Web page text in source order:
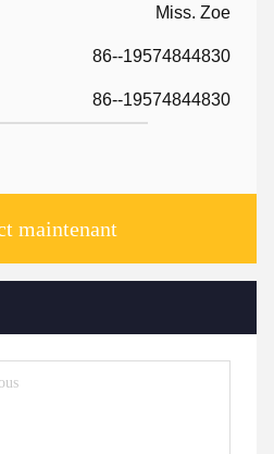
Miss. Zoe
86--19574844830
86--19574844830
maintenant